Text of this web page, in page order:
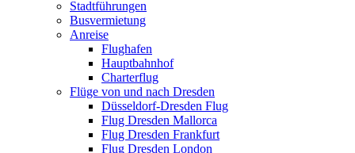
Stadtführungen
Busvermietung
Anreise
Flughafen
Hauptbahnhof
Charterflug
Flüge von und nach Dresden
Düsseldorf-Dresden Flug
Flug Dresden Mallorca
Flug Dresden Frankfurt
Flug Dresden London